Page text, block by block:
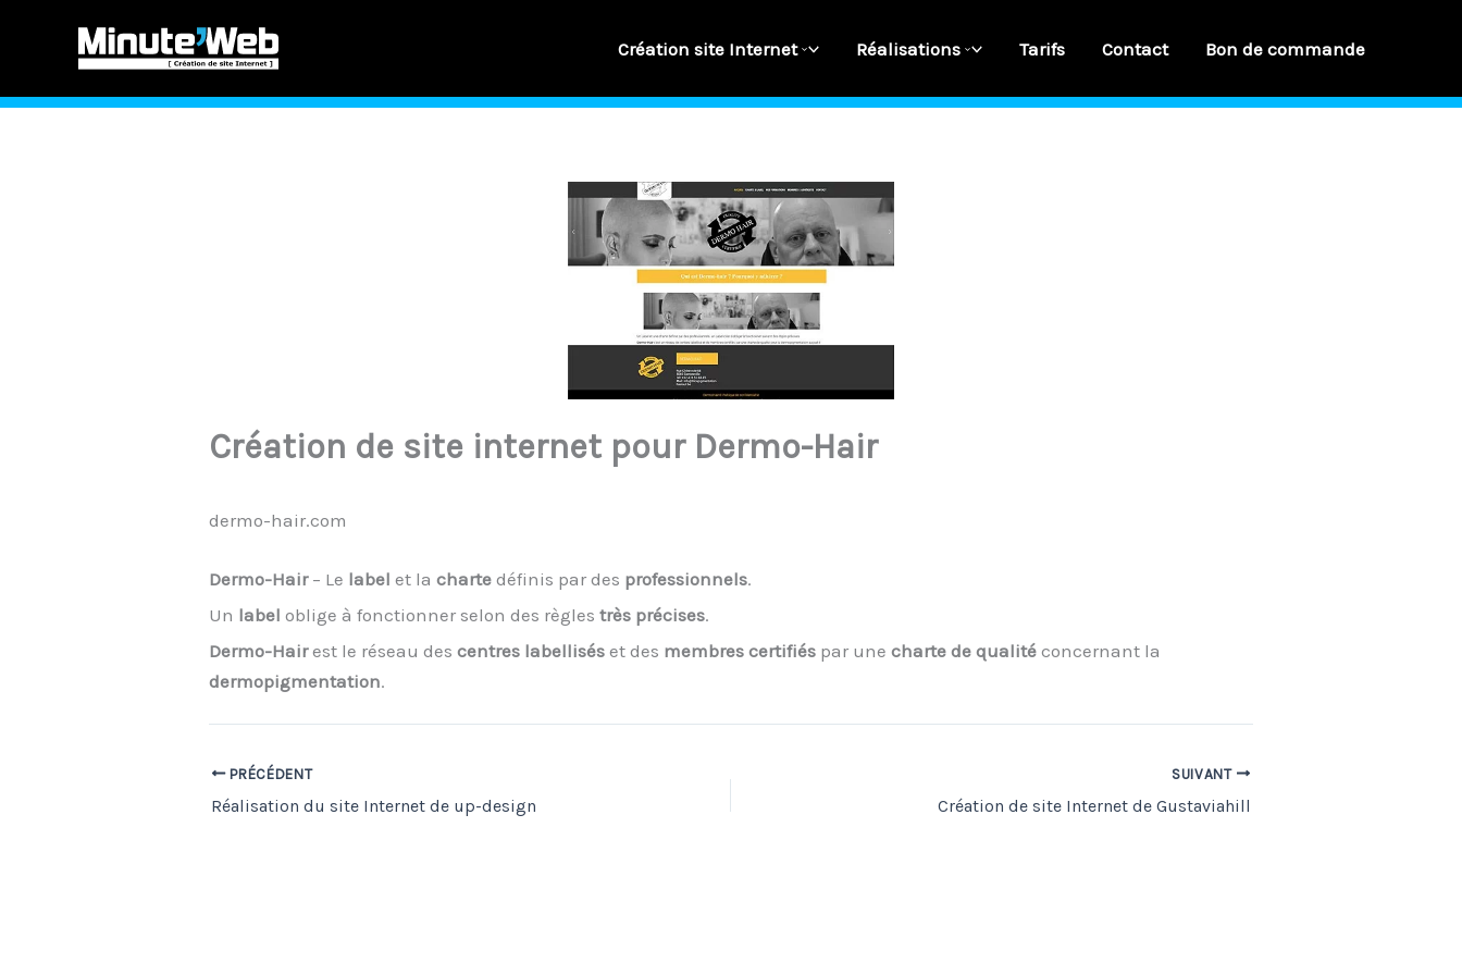
Création site Internet Réalisations Tarifs Contact Bon de commande
Création de site internet pour Dermo-Hair
dermo-hair.com
Dermo-Hair– Le label et la charte définis par des professionnels.
Un label oblige à fonctionner selon des règles très précises.
Dermo-Hairest le réseau des centres labellisés et des membres certifiés par une charte de qualité concernant la
dermopigmentation.
PRÉCÉDENT
Réalisation du site Internet de up-design
SUIVANT
Création de site Internet de Gustaviahill